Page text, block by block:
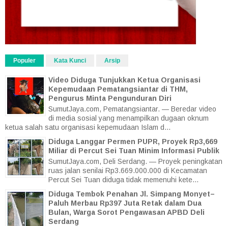
Populer Kata Kunci Arsip
Video Diduga Tunjukkan Ketua Organisasi
Kepemudaan Pematangsiantar di THM,
Pengurus Minta Pengunduran Diri
SumutJaya.com, Pematangsiantar. — Beredar video
di media sosial yang menampilkan dugaan oknum
ketua salah satu organisasi kepemudaan Islam d...
Diduga Langgar Permen PUPR, Proyek Rp3,669
Miliar di Percut Sei Tuan Minim Informasi Publik
SumutJaya.com, Deli Serdang. — Proyek peningkatan
ruas jalan senilai Rp3.669.000.000 di Kecamatan
Percut Sei Tuan diduga tidak memenuhi kete...
Diduga Tembok Penahan Jl. Simpang Monyet–
Paluh Merbau Rp397 Juta Retak dalam Dua
Bulan, Warga Sorot Pengawasan APBD Deli
Serdang